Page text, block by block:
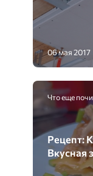
06 мая 2017
Что еще
Рецепт:
Вкусная